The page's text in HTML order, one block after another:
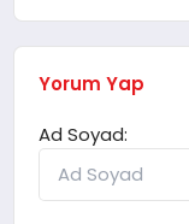
Yorum Yap
Ad Soyad: